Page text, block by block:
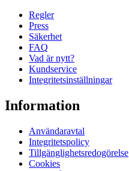
Regler
Press
Säkerhet
FAQ
Vad är nytt?
Kundservice
Integritetsinställningar
Information
Användaravtal
Integritetspolicy
Tillgänglighetsredogörelse
Cookies